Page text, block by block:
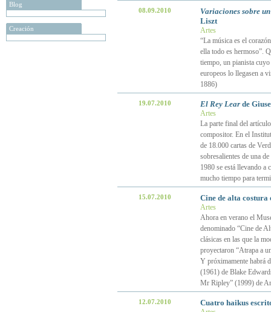
Blog
Creación
08.09.2010
Variaciones sobre
Liszt
Artes
“La música es el
ella todo es hermoso”.
tiempo, un pianista
europeos lo llegasen a
1886)
19.07.2010 El Rey Learde
Artes
La parte final del
compositor. En el
de 18.000 cartas de
sobresalientes de una
1980 se está llevando a
mucho tiempo para
15.07.2010 Cine de alta
Artes
Ahora en verano el
denominado “Cine de
clásicas en las que la
proyectaron “Atrapa a
Y próximamente habrá
(1961) de Blake
Mr Ripley” (1999) de
12.07.2010 Cuatro haikus